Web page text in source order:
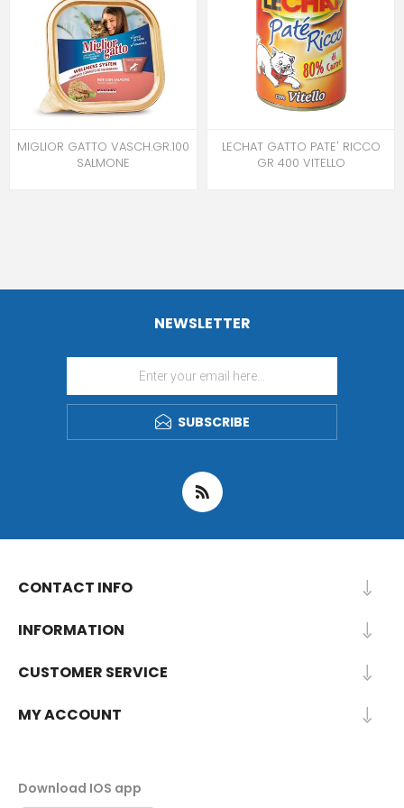
MIGLIOR GATTO VASCH.GR.100
SALMONE
LECHAT GATTO PATE' RICCO
GR 400 VITELLO
NEWSLETTER
SUBSCRIBE
CONTACT INFO
INFORMATION
CUSTOMER SERVICE
MY ACCOUNT
Download IOS app